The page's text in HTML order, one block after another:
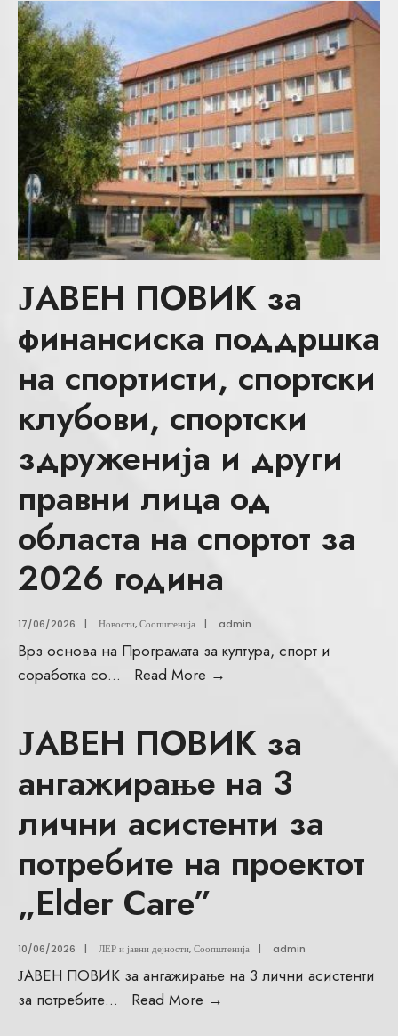
ЈАВЕН ПОВИК за
финансиска поддршка
на спортисти, спортски
клубови, спортски
здруженија и други
правни лица од
областа на спортот за
2026 година
17/06/2026 | Новости,Соопштенија | admin
Врз основа на Програмата за култура, спорт и
соработка со... Read More →
ЈАВЕН ПОВИК за
ангажирање на 3
лични асистенти за
потребите на проектот
„Elder Care”
10/06/2026 | ЛЕР и јавни дејности,Соопштенија | admin
ЈАВЕН ПОВИК за ангажирање на 3 лични асистенти
за потребите... Read More →